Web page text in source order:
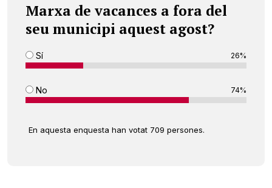
Marxa de vacances a fora del
seu municipi aquest agost?
Sí 26%
No 74%
En aquesta enquesta han votat 709 persones.